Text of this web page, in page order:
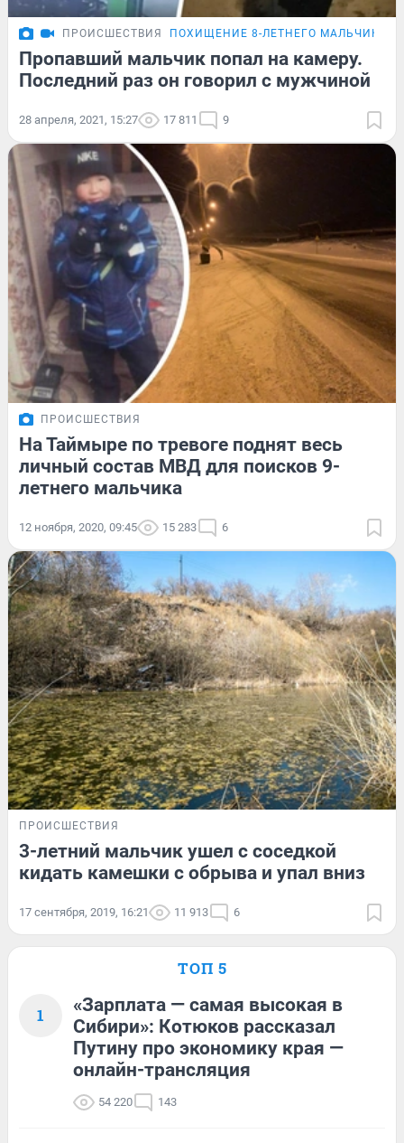
ПРОИСШЕСТВИЯ ПОХИЩЕНИЕ 8-ЛЕТНЕГО МАЛЬЧИКА
Пропавший мальчик попал на камеру.
Последний раз он говорил с мужчиной
28 апреля, 2021, 15:27 17 811 9
ПРОИСШЕСТВИЯ
На Таймыре по тревоге поднят весь
личный состав МВД для поисков 9-
летнего мальчика
12 ноября, 2020, 09:45 15 283 6
ПРОИСШЕСТВИЯ
3-летний мальчик ушел с соседкой
кидать камешки с обрыва и упал вниз
17 сентября, 2019, 16:21 11 913 6
ТОП 5
1
«Зарплата — самая высокая в
Сибири»: Котюков рассказал
Путину про экономику края —
онлайн-трансляция
54 220 143